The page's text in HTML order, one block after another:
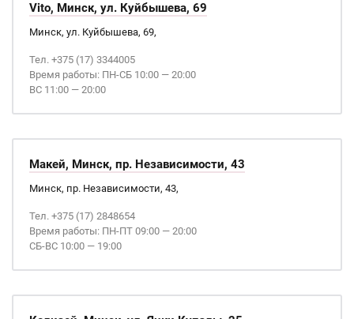
Vito, Минск, ул. Куйбышева, 69
Минск, ул. Куйбышева, 69,
Тел. +375 (17) 3344005
Время работы: ПН-СБ 10:00 — 20:00
ВС 11:00 — 20:00
Макей, Минск, пр. Независимости, 43
Минск, пр. Независимости, 43,
Тел. +375 (17) 2848654
Время работы: ПН-ПТ 09:00 — 20:00
СБ-ВС 10:00 — 19:00